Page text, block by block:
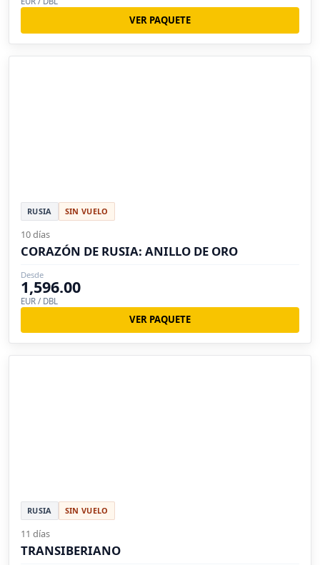
VER PAQUETE
RUSIA SIN VUELO
10 días
CORAZÓN DE RUSIA: ANILLO DE ORO
Desde
1,596.00
EUR / DBL
VER PAQUETE
RUSIA SIN VUELO
11 días
TRANSIBERIANO